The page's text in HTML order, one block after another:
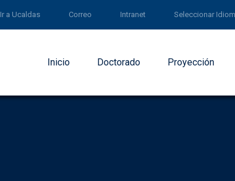
Ir a Ucaldas Correo Intranet Seleccionar
Inicio Doctorado Proyección